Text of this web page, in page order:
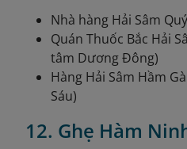
Nhà hàng Hải Sâm
Quán Thuốc Bắc Hải
tâm Dương Đông)
Hàng Hải Sâm Hầm
Sáu)
12. Ghẹ Hàm